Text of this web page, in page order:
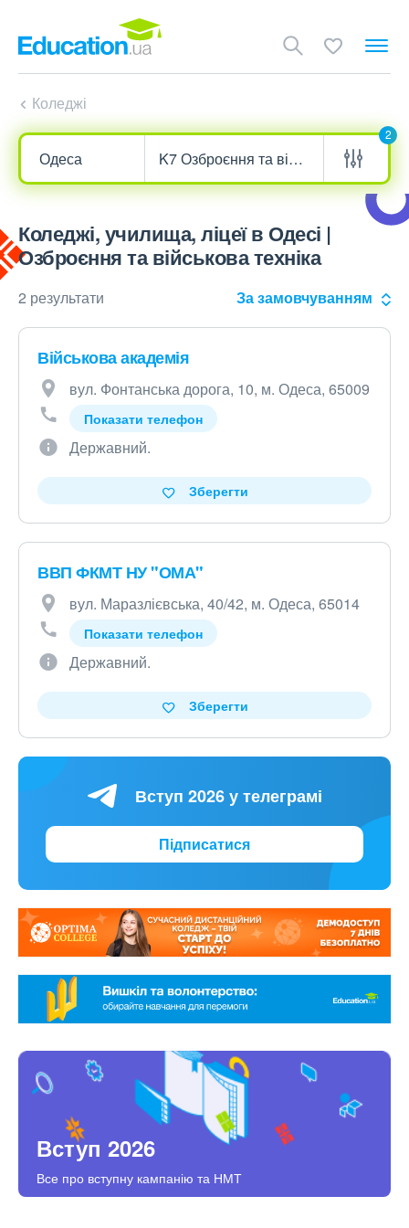
Коледжі
2
Коледжі, училища, ліцеї в Одесі |
Озброєння та військова техніка
2 результати За замовчуванням
Військова академія
вул. Фонтанська дорога, 10, м. Одеса, 65009
Показати телефон
Державний.
Зберегти
ВВП ФКМТ НУ "ОМА"
вул. Маразлієвська, 40/42, м. Одеса, 65014
Показати телефон
Державний.
Зберегти
Вступ 2026 у телеграмі
Підписатися
Вступ 2026
Все про вступну кампанію та НМТ